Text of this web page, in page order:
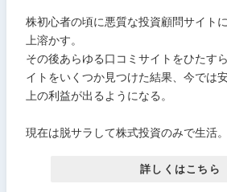
株初心者の頃に悪質な投資顧問サイト
上溶かす。
その後あらゆる口コミサイトをひたす
イトをいくつか見つけた結果、今では
上の利益が出るようになる。
現在は脱サラして株式投資のみで生活。
詳しくはこちら